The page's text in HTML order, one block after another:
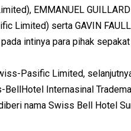
EMMANUEL
Limited) serta GAVIN
intinya para pihak sepakat
Pasific Limited,
BellHotel Internasinal
nama Swiss Bell Hotel